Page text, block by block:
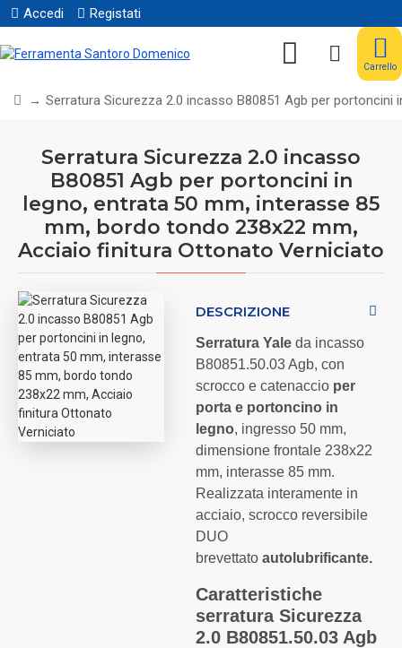
Accedi Registati
Carrello
Serratura Sicurezza 2.0 incasso B80851 Agb per
Serratura Sicurezza 2.0 incasso
B80851 Agb per portoncini in
legno, entrata 50 mm, interasse 85
mm, bordo tondo 238x22 mm,
Acciaio finitura Ottonato Verniciato
DESCRIZIONE
Serratura Yaleda incasso
B80851.50.03 Agb, con
scrocco e catenaccio per
porta e portoncino in
legno, ingresso 50 mm,
dimensione frontale 238x22
mm, interasse 85 mm.
Realizzata interamente in
acciaio, scrocco reversibile
DUO
brevettato autolubrificante.
Caratteristiche
serratura Sicurezza
2.0 B80851.50.03 Agb